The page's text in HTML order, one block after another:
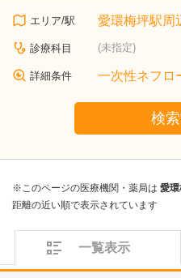
エリア/駅 愛環梅坪駅周
診療科目 (未指定)
詳細条件 一次性ネフロ
検
※このページの医療機関・薬局は 愛
距離の近い順で表示されています
一覧表示